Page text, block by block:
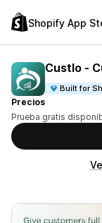
Shopify App
Custlo ‑
Built for
Precios
Prueba gratis